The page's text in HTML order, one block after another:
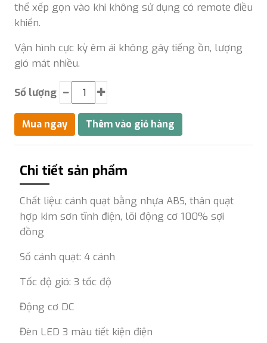
thể xếp gọn vào khi không sử dụng có remote điều
khiển.
Vận hình cực kỳ êm ái không gây tiếng ồn, lượng
gió mát nhiều.
Số lượng
Chi tiết sản phẩm
Chất liệu: cánh quạt bằng nhựa ABS, thân quạt
hợp kim sơn tĩnh điện, lõi động cơ 100% sợi
đồng
Số cánh quạt: 4 cánh
Tốc độ gió: 3 tốc độ
Động cơ DC
Đèn LED 3 màu tiết kiện điện